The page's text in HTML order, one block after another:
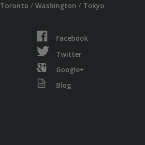
Toronto / Washington / Tokyo
Facebook
Twitter
Google+
Blog